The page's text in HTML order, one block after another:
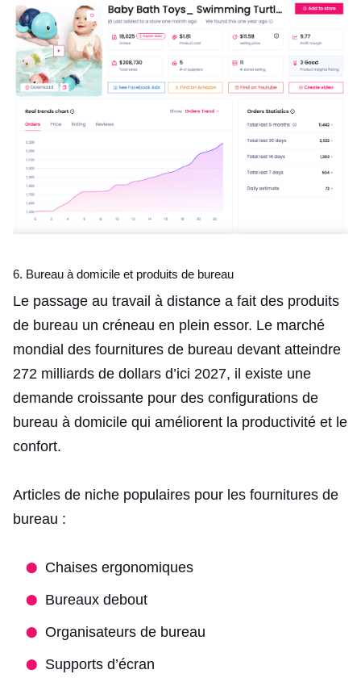
6. Bureau à domicile et produits de bureau
Le passage au travail à distance a fait des produits
de bureau un créneau en plein essor. Le marché
mondial des fournitures de bureau devant atteindre
272 milliards de dollars d’ici 2027, il existe une
demande croissante pour des configurations de
bureau à domicile qui améliorent la productivité et le
confort.
Articles de niche populaires pour les fournitures de
bureau :
Chaises ergonomiques
Bureaux debout
Organisateurs de bureau
Supports d’écran